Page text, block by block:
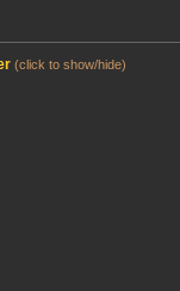
(click to show/hide)